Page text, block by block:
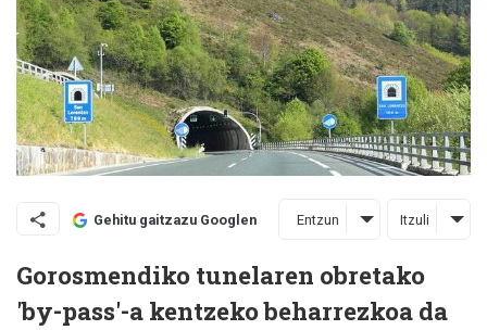
Gehitu gaitzazu Googlen Entzun Itzuli
Gorosmendiko tunelaren obretako
'by-pass'-a kentzeko beharrezkoa da